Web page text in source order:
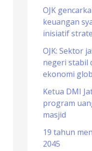
r
:
OJK
keuangan
inisiatif
OJK: Sektor
negeri stabil
ekonomi
Ketua DMI
program
masjid
19 tahun
2045